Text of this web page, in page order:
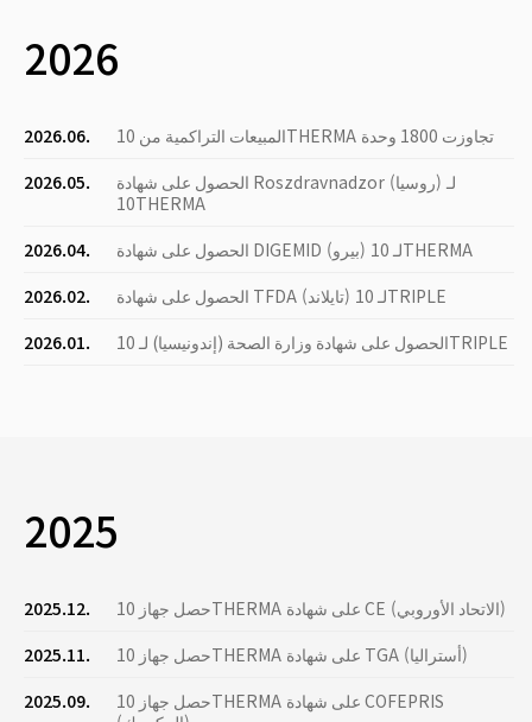
2026
2026.06.
المبيعات التراكمية من 10THERMA تجاوزت 1800 وحدة
2026.05.
الحصول على شهادة Roszdravnadzor (روسيا) لـ
10THERMA
2026.04.
الحصول على شهادة DIGEMID (بيرو) لـ 10THERMA
2026.02.
الحصول على شهادة TFDA (تايلاند) لـ 10TRIPLE
2026.01.
الحصول على شهادة وزارة الصحة (إندونيسيا) لـ 10TRIPLE
2025
2025.12.
حصل جهاز 10THERMA على شهادة CE (الاتحاد الأوروبي)
2025.11.
حصل جهاز 10THERMA على شهادة TGA (أستراليا)
2025.09.
حصل جهاز 10THERMA على شهادة COFEPRIS